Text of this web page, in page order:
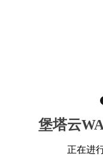
堡塔云
正在进